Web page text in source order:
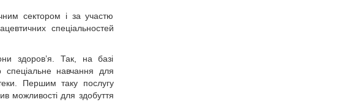
сектором і за участю
спеціальностей
здоров’я. Так, на базі
навчання для
Першим таку послугу
можливості для здобуття